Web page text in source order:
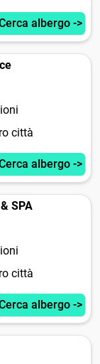
albergo ->
città
albergo ->
SPA
città
albergo ->